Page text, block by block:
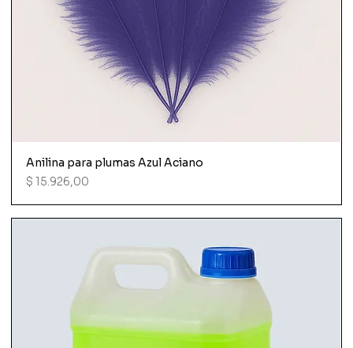
Anilina para plumas Azul Aciano
Precio
$ 15.926,00